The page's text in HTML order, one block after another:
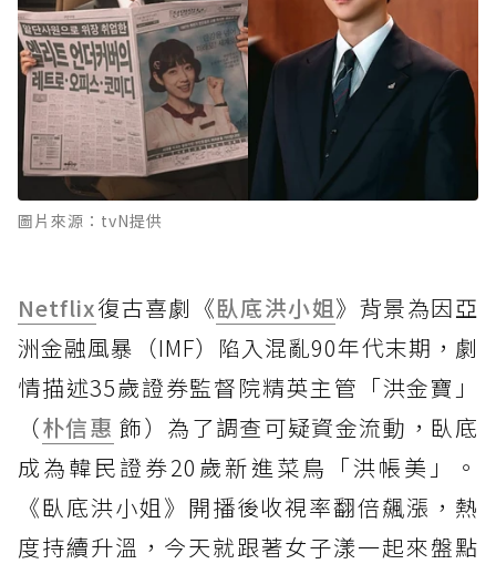
圖片來源：tvN提供
Netflix復古喜劇《臥底洪小姐》背景為因亞
洲金融風暴（IMF）陷入混亂90年代末期，劇
情描述35歲證券監督院精英主管「洪金寶」
（朴信惠 飾）為了調查可疑資金流動，臥底
成為韓民證券20歲新進菜鳥「洪帳美」。
《臥底洪小姐》開播後收視率翻倍飆漲，熱
度持續升溫，今天就跟著女子漾一起來盤點